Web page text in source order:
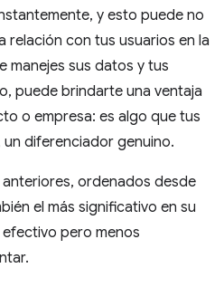
y esto puede no
relación con tus usuarios en la
manejes sus datos y tus
puede brindarte una ventaja
o empresa: es algo que tus
un diferenciador genuino.
ordenados desde
el más significativo en su
pero menos